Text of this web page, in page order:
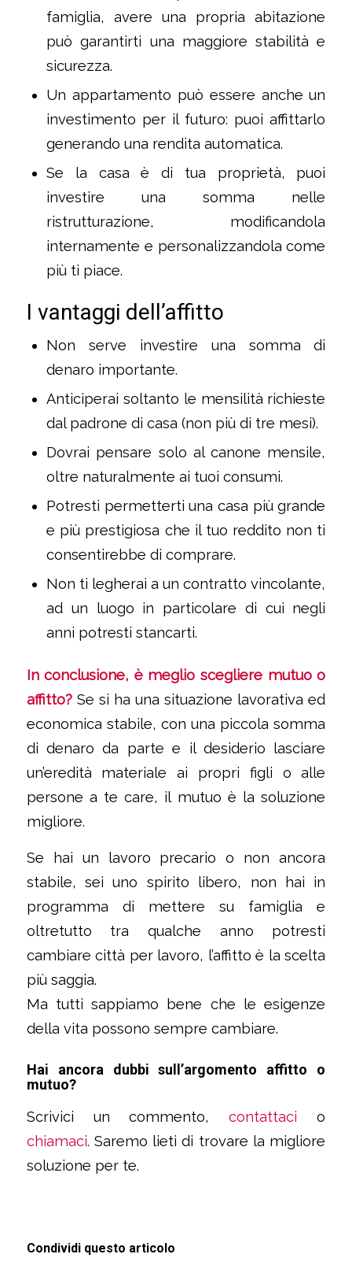
famiglia, avere una propria abitazione
può garantirti una maggiore stabilità e
sicurezza.
Un appartamento può essere anche un
investimento per il futuro: puoi affittarlo
generando una rendita automatica.
Se la casa è di tua proprietà, puoi
investire una somma nelle
ristrutturazione, modificandola
internamente e personalizzandola come
più ti piace.
I vantaggi dell’affitto
Non serve investire una somma di
denaro importante.
Anticiperai soltanto le mensilità richieste
dal padrone di casa (non più di tre mesi).
Dovrai pensare solo al canone mensile,
oltre naturalmente ai tuoi consumi.
Potresti permetterti una casa più grande
e più prestigiosa che il tuo reddito non ti
consentirebbe di comprare.
Non ti legherai a un contratto vincolante,
ad un luogo in particolare di cui negli
anni potresti stancarti.
In conclusione, è meglio scegliere mutuo o
affitto? Se si ha una situazione lavorativa ed
economica stabile, con una piccola somma
di denaro da parte e il desiderio lasciare
un’eredità materiale ai propri figli o alle
persone a te care, il mutuo è la soluzione
migliore.
Se hai un lavoro precario o non ancora
stabile, sei uno spirito libero, non hai in
programma di mettere su famiglia e
oltretutto tra qualche anno potresti
cambiare città per lavoro, l’affitto è la scelta
più saggia.
Ma tutti sappiamo bene che le esigenze
della vita possono sempre cambiare.
Hai ancora dubbi sull’argomento affitto o
mutuo?
Scrivici un commento,contattaci o
chiamaci. Saremo lieti di trovare la migliore
soluzione per te.
Condividi questo articolo